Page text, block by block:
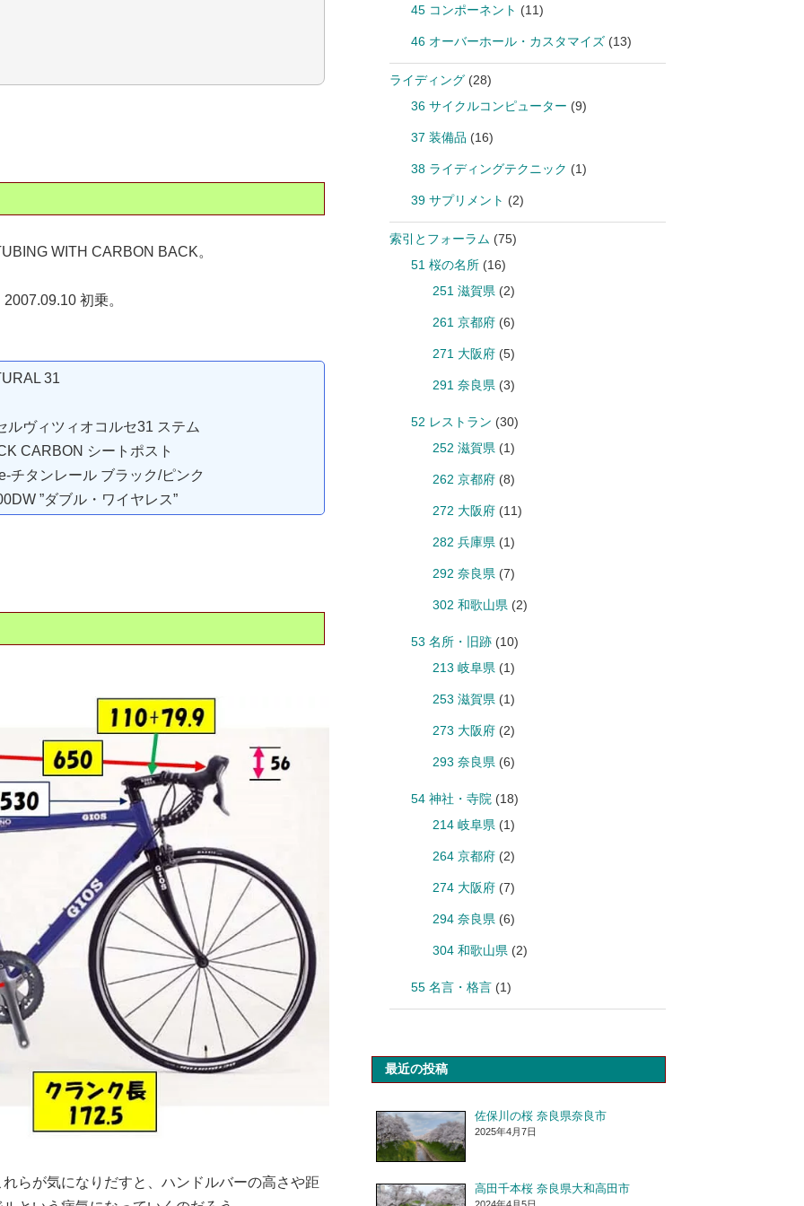
WITH CARBON BACK。
初乗。
31
ィツィオコルセ31 ステム
CARBON シートポスト
ンレール ブラック/ピンク
”ダブル・ワイヤレス”
らが気になりだすと、ハンドルバーの高さや距
45 コンポーネント (11)
46 オーバーホール・カスタマイズ(13)
ライディング(28)
36 サイクルコンピューター (9)
37 装備品 (16)
38 ライディングテクニック (1)
39 サプリメント (2)
索引とフォーラム (75)
51 桜の名所(16)
251 滋賀県 (2)
261 京都府(6)
271 大阪府(5)
291 奈良県 (3)
52 レストラン (30)
252 滋賀県 (1)
262 京都府(8)
272 大阪府(11)
282 兵庫県 (1)
292 奈良県 (7)
302 和歌山県 (2)
53 名所・旧跡(10)
213 岐阜県 (1)
253 滋賀県 (1)
273 大阪府(2)
293 奈良県 (6)
54 神社・寺院 (18)
214 岐阜県 (1)
264 京都府(2)
274 大阪府(7)
294 奈良県 (6)
304 和歌山県 (2)
55 名言・格言(1)
最近の投稿
佐保川の桜 奈良県奈良市
2025年4月7日
高田千本桜 奈良県大和高田市
2024年4月5日